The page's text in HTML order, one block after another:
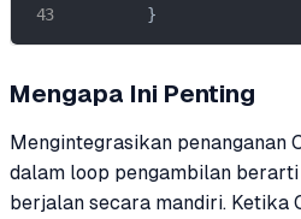
        }
Mengapa Ini Penting
Mengintegrasikan penanganan
dalam loop pengambilan
berjalan secara mandiri. Ketika